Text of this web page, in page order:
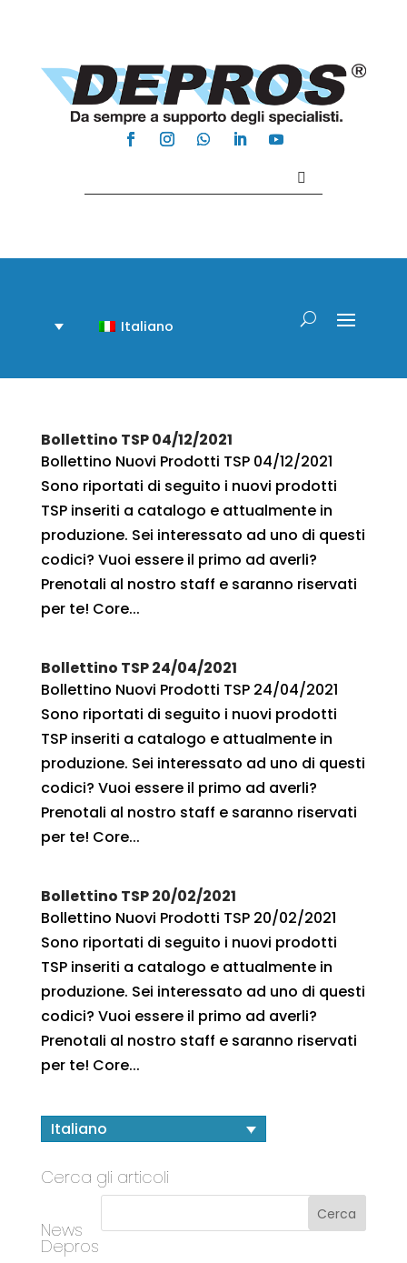
Italiano
Bollettino TSP 04/12/2021
Bollettino Nuovi Prodotti TSP 04/12/2021
Sono riportati di seguito i nuovi prodotti
TSP inseriti a catalogo e attualmente in
produzione. Sei interessato ad uno di questi
codici? Vuoi essere il primo ad averli?
Prenotali al nostro staff e saranno riservati
per te! Core...
Bollettino TSP 24/04/2021
Bollettino Nuovi Prodotti TSP 24/04/2021
Sono riportati di seguito i nuovi prodotti
TSP inseriti a catalogo e attualmente in
produzione. Sei interessato ad uno di questi
codici? Vuoi essere il primo ad averli?
Prenotali al nostro staff e saranno riservati
per te! Core...
Bollettino TSP 20/02/2021
Bollettino Nuovi Prodotti TSP 20/02/2021
Sono riportati di seguito i nuovi prodotti
TSP inseriti a catalogo e attualmente in
produzione. Sei interessato ad uno di questi
codici? Vuoi essere il primo ad averli?
Prenotali al nostro staff e saranno riservati
per te! Core...
Italiano
Cerca gli articoli
News
Depros